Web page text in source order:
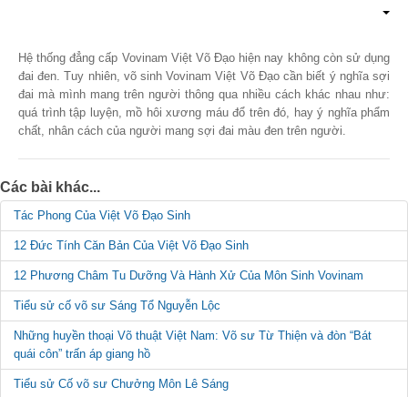
Hệ thống đẳng cấp Vovinam Việt Võ Đạo hiện nay không còn sử dụng
đai đen. Tuy nhiên, võ sinh Vovinam Việt Võ Đạo cần biết ý nghĩa sợi
đai mà mình mang trên người thông qua nhiều cách khác nhau như:
quá trình tập luyện, mồ hôi xương máu đổ trên đó, hay ý nghĩa phẩm
chất, nhân cách của người mang sợi đai màu đen trên người.
Các bài khác...
Tác Phong Của Việt Võ Đạo Sinh
12 Đức Tính Căn Bản Của Việt Võ Đạo Sinh
12 Phương Châm Tu Dưỡng Và Hành Xử Của Môn Sinh Vovinam
Tiểu sử cố võ sư Sáng Tổ Nguyễn Lộc
Những huyền thoại Võ thuật Việt Nam: Võ sư Từ Thiện và đòn “Bát
quái côn” trấn áp giang hồ
Tiểu sử Cố võ sư Chưởng Môn Lê Sáng